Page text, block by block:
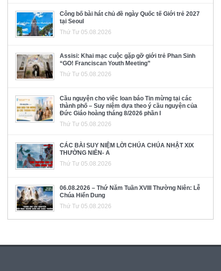
Công bố bài hát chủ đề ngày Quốc tế Giới trẻ 2027
tại Seoul
Thứ Tư 05.08.2026
Assisi: Khai mạc cuộc gặp gỡ giới trẻ Phan Sinh
“GO! Franciscan Youth Meeting”
Thứ Tư 05.08.2026
Cầu nguyện cho việc loan báo Tin mừng tại các
thành phố – Suy niệm dựa theo ý cầu nguyện của
Đức Giáo hoàng tháng 8/2026 phần I
Thứ Tư 05.08.2026
CÁC BÀI SUY NIỆM LỜI CHÚA CHÚA NHẬT XIX
THƯỜNG NIÊN- A
Thứ Tư 05.08.2026
06.08.2026 – Thứ Năm Tuần XVIII Thường Niên: Lễ
Chúa Hiển Dung
Thứ Tư 05.08.2026